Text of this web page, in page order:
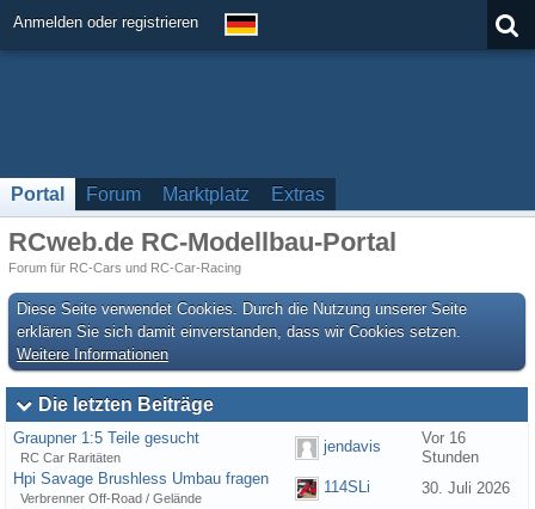
Anmelden oder registrieren
Portal Forum Marktplatz Extras
RCweb.de RC-Modellbau-Portal
Forum für RC-Cars und RC-Car-Racing
Diese Seite verwendet Cookies. Durch die Nutzung unserer Seite
erklären Sie sich damit einverstanden, dass wir Cookies setzen.
Weitere Informationen
Die letzten Beiträge
Graupner 1:5 Teile gesucht
RC Car Raritäten
jendavis
Vor 16
Stunden
Hpi Savage Brushless Umbau fragen
Verbrenner Off-Road / Gelände
114SLi
30. Juli 2026